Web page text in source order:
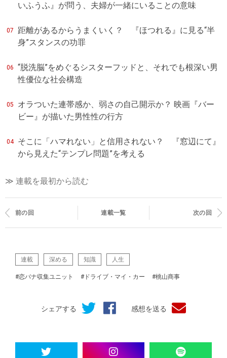
いふうふ』が問う、夫婦が一緒にいることの意味
07
距離があるからうまくいく？ 『ほつれる』に見る“半
身”スタンスの功罪
06
“脱洗脳”をめぐるシスターフッドと、それでも根深い男
性優位な社会構造
05
オラついた連帯感か、弱さの自己開示か？ 映画『バー
ビー』が描いた男性性の行方
04
そこに「ハマれない」と信用されない？ 『窓辺にて』
から見えた“テンプレ問題”を考える
≫ 連載を最初から読む
前の回 連載一覧 次の回
連載 深める 知識 人生
#恋バナ収集ユニット #ドライブ・マイ・カー #桃山商事
シェアする 感想を送る